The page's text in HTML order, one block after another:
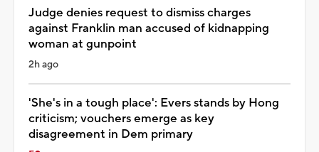
Judge denies request to dismiss charges
against Franklin man accused of kidnapping
woman at gunpoint
2h ago
'She's in a tough place': Evers stands by Hong
criticism; vouchers emerge as key
disagreement in Dem primary